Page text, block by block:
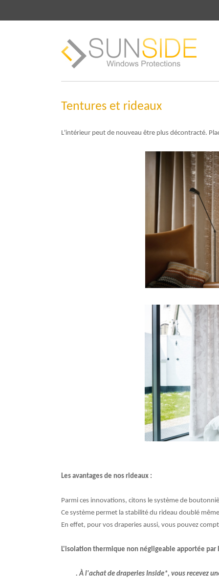
Tentures et rideaux
L'intérieur peut de nouveau être plus décontracté.
Les avantages de nos rideaux :
Parmi ces innovations, citons le système de
Ce système permet la stabilité du rideau doublé
En effet, pour vos draperies aussi, vous pouvez
L'isolation thermique non négligeable apportée par
. À l'achat de draperies Inside*, vous recevez une